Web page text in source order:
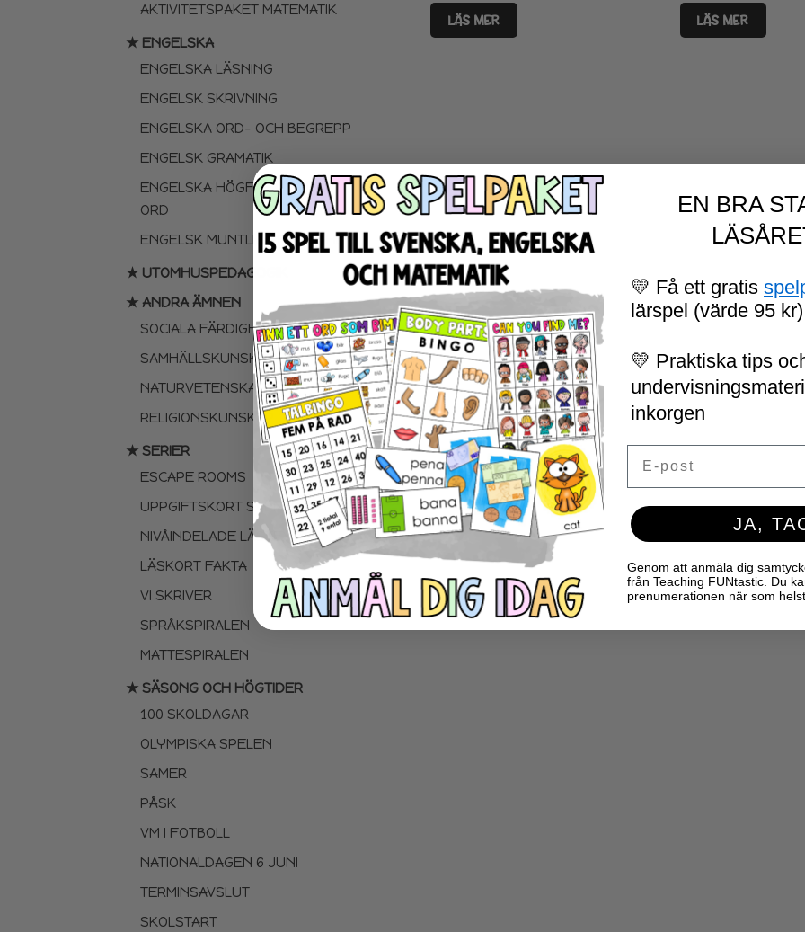
AKTIVITETSPAKET MATEMATIK
★ ENGELSKA
ENGELSKA LÄSNING
ENGELSK SKRIVNING
ENGELSKA ORD- OCH BEGREPP
ENGELSK GRAMATIK
ENGELSKA HÖGFREKVENTA
ORD
ENGELSK MUNTLIGA FÄRDIGHET
★ UTOMHUSPEDAGOGIK
★ ANDRA ÄMNEN
SOCIALA FÄRDIGHETER
SAMHÄLLSKUNSKAP
NATURVETENSKAP
RELIGIONSKUNSKAP
★ SERIER
ESCAPE ROOMS
UPPGIFTSKORT SVENSKA
NIVÅINDELADE LÄSTEXTER
LÄSKORT FAKTA
VI SKRIVER
SPRÅKSPIRALEN
MATTESPIRALEN
★ SÄSONG OCH HÖGTIDER
100 SKOLDAGAR
OLYMPISKA SPELEN
SAMER
PÅSK
VM I FOTBOLL
NATIONALDAGEN 6 JUNI
TERMINSAVSLUT
SKOLSTART
LÄS MER LÄS MER
EN BRA
💛 Få ett gratis
lärspel (värde 95 kr)
💛 Praktiska tips
inkorgen
JA,
Genom att anmäla dig
från Teaching FUNtastic. Du
prenumerationen när som